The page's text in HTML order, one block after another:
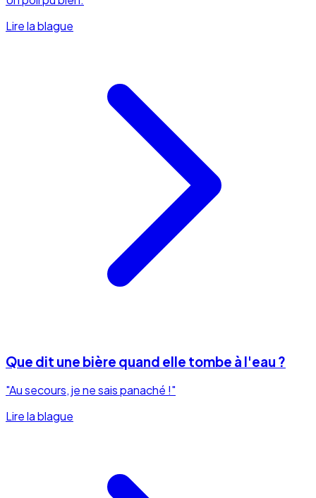
Lire la blague
Que dit une bière quand elle tombe à l'eau ?
"Au secours, je ne sais panaché !"
Lire la blague